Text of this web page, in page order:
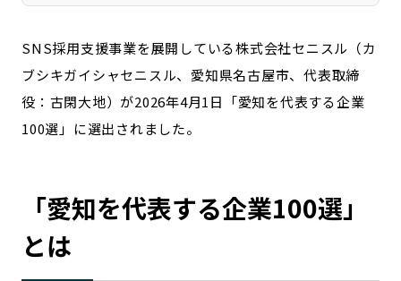
佐賀エリア
長崎エリア
熊本エリア
大分エリア
宮崎エリア
鹿児島エリア
沖縄エリア
カテゴリから探す
特集コンテンツ
SNS採用支援事業を展開している株式会社セニスル（カ
ブシキガイシャセニスル、愛知県名古屋市、代表取締
役：古閑大地）が2026年4月1日「愛知を代表する企業
100選」に選出されました。
「愛知を代表する企業100選」
とは